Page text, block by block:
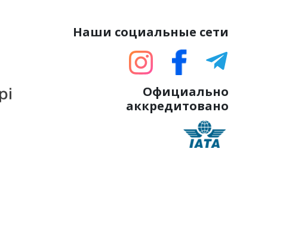
Наши социальные сети
Официально
аккредитовано